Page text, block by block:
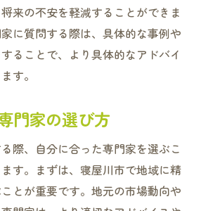
来の不安を軽減することができま
に質問する際は、具体的な事例や
ることで、より具体的なアドバイ
す。
門家の選び方
際、自分に合った専門家を選ぶこ
す。まずは、寝屋川市で地域に精
とが重要です。地元の市場動向や